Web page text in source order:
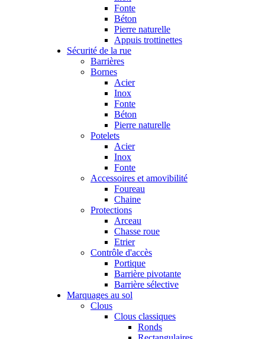
Fonte
Béton
Pierre naturelle
Appuis trottinettes
Sécurité de la rue
Barrières
Bornes
Acier
Inox
Fonte
Béton
Pierre naturelle
Potelets
Acier
Inox
Fonte
Accessoires et amovibilité
Foureau
Chaine
Protections
Arceau
Chasse roue
Etrier
Contrôle d'accès
Portique
Barrière pivotante
Barrière sélective
Marquages au sol
Clous
Clous classiques
Ronds